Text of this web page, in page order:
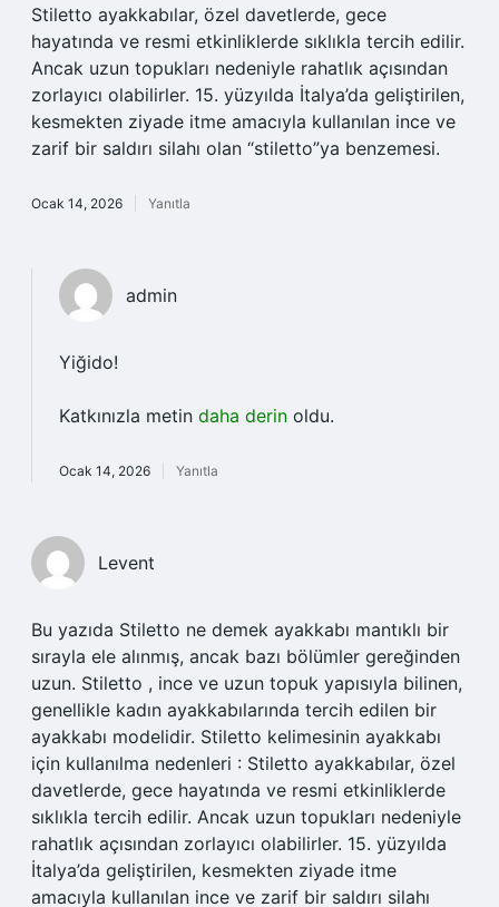
Stiletto ayakkabılar, özel davetlerde, gece
hayatında ve resmi etkinliklerde sıklıkla tercih edilir.
Ancak uzun topukları nedeniyle rahatlık açısından
zorlayıcı olabilirler. 15. yüzyılda İtalya’da geliştirilen,
kesmekten ziyade itme amacıyla kullanılan ince ve
zarif bir saldırı silahı olan “stiletto”ya benzemesi.
Ocak 14, 2026 Yanıtla
admin
Yiğido!
Katkınızla metin daha derin oldu.
Ocak 14, 2026 Yanıtla
Levent
Bu yazıda Stiletto ne demek ayakkabı mantıklı bir
sırayla ele alınmış, ancak bazı bölümler gereğinden
uzun. Stiletto , ince ve uzun topuk yapısıyla bilinen,
genellikle kadın ayakkabılarında tercih edilen bir
ayakkabı modelidir. Stiletto kelimesinin ayakkabı
için kullanılma nedenleri : Stiletto ayakkabılar, özel
davetlerde, gece hayatında ve resmi etkinliklerde
sıklıkla tercih edilir. Ancak uzun topukları nedeniyle
rahatlık açısından zorlayıcı olabilirler. 15. yüzyılda
İtalya’da geliştirilen, kesmekten ziyade itme
amacıyla kullanılan ince ve zarif bir saldırı silahı